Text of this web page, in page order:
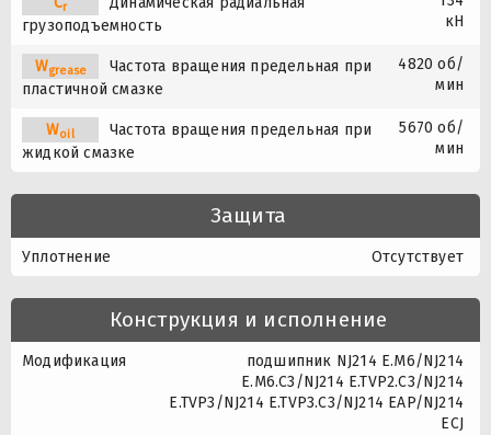
r
грузоподъемность
кН
Wgrease
Частота вращения предельная при
пластичной смазке
4820 об/
мин
Woil
Частота вращения предельная при
жидкой смазке
5670 об/
мин
Защита
Уплотнение Отсутствует
Конструкция и исполнение
Модификация
подшипник NJ214 E.M6/NJ214
E.M6.C3/NJ214 E.TVP2.C3/NJ214
E.TVP3/NJ214 E.TVP3.C3/NJ214 EAP/NJ214
ECJ